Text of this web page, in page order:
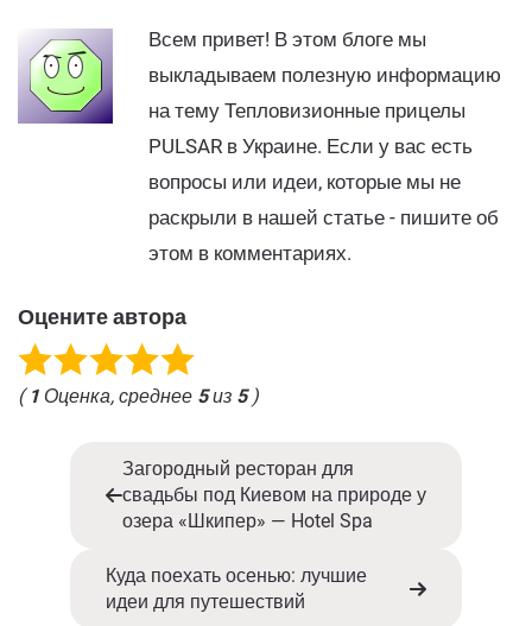
Всем привет! В этом блоге мы
выкладываем полезную информацию
на тему Тепловизионные прицелы
PULSAR в Украине. Если у вас есть
вопросы или идеи, которые мы не
раскрыли в нашей статье - пишите об
этом в комментариях.
Оцените автора
( 1 Оценка, среднее 5из 5)
Загородный ресторан для
свадьбы под Киевом на природе у
озера «Шкипер» — Hotel Spa
Куда поехать осенью: лучшие
идеи для путешествий